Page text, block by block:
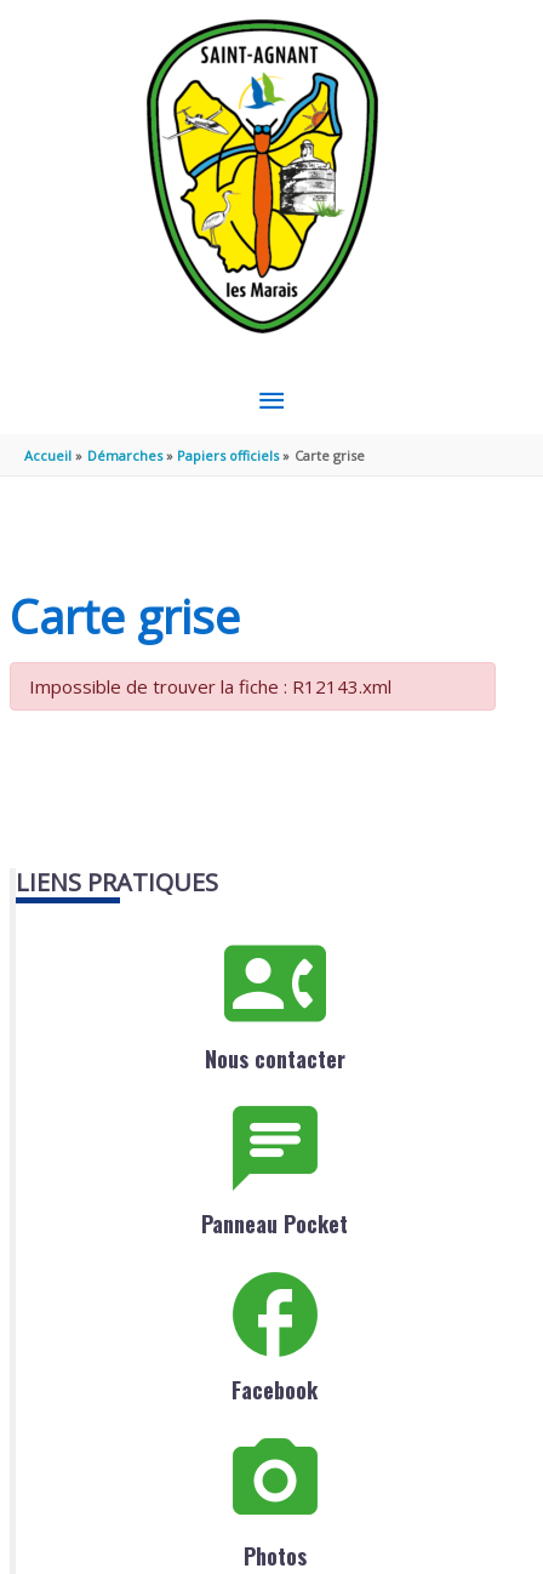
MENU
PRINCIPAL
Accueil Démarches Papiers officiels Carte grise
Carte grise
Impossible de trouver la fiche : R12143.xml
LIENS PRATIQUES
Nous contacter
Panneau Pocket
Facebook
Photos